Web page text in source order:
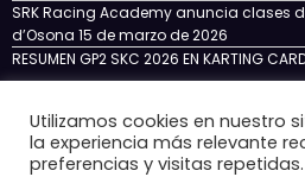
SRK Racing Academy anuncia clases
d’Osona 15 de marzo de 2026
RESUMEN GP2 SKC 2026 EN KARTING
Inicio NOTICIAS NUESTRO
Utilizamos cookies en nuestro
la experiencia más relevante
preferencias y visitas